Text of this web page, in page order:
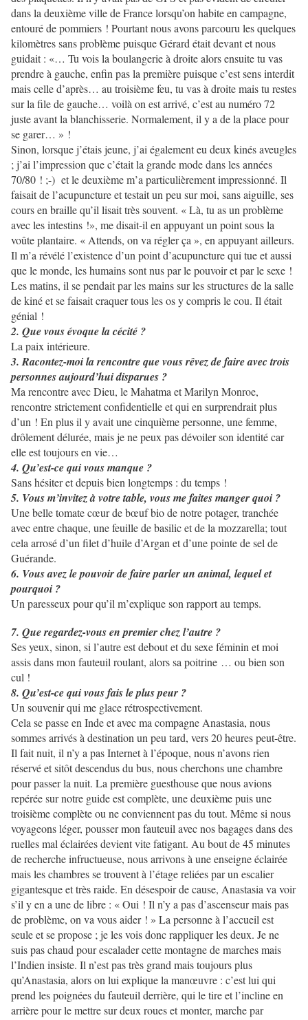
dans la deuxième ville de France lorsqu’on habite en campagne,
entouré de pommiers ! Pourtant nous avons parcouru les quelques
kilomètres sans problème puisque Gérard était devant et nous
guidait : «… Tu vois la boulangerie à droite alors ensuite tu vas
prendre à gauche, enfin pas la première puisque c’est sens interdit
mais celle d’après… au troisième feu, tu vas à droite mais tu restes
sur la file de gauche… voilà on est arrivé, c’est au numéro 72
juste avant la blanchisserie. Normalement, il y a de la place pour
se garer… » !
Sinon, lorsque j’étais jeune, j’ai également eu deux kinés aveugles
; j’ai l’impression que c’était la grande mode dans les années
70/80 ! ;-) et le deuxième m’a particulièrement impressionné. Il
faisait de l’acupuncture et testait un peu sur moi, sans aiguille, ses
cours en braille qu’il lisait très souvent. « Là, tu as un problème
avec les intestins !», me disait-il en appuyant un point sous la
voûte plantaire. « Attends, on va régler ça », en appuyant ailleurs.
Il m’a révélé l’existence d’un point d’acupuncture qui tue et aussi
que le monde, les humains sont nus par le pouvoir et par le sexe !
Les matins, il se pendait par les mains sur les structures de la salle
de kiné et se faisait craquer tous les os y compris le cou. Il était
génial !
2. Que vous évoque la cécité ?
La paix intérieure.
3. Racontez-moi la rencontre que vous rêvez de faire avec trois
personnes aujourd’hui disparues ?
Ma rencontre avec Dieu, le Mahatma et Marilyn Monroe,
rencontre strictement confidentielle et qui en surprendrait plus
d’un ! En plus il y avait une cinquième personne, une femme,
drôlement délurée, mais je ne peux pas dévoiler son identité car
elle est toujours en vie…
4. Qu’est-ce qui vous manque ?
Sans hésiter et depuis bien longtemps : du temps !
5. Vous m’invitez à votre table, vous me faites manger quoi ?
Une belle tomate cœur de bœuf bio de notre potager, tranchée
avec entre chaque, une feuille de basilic et de la mozzarella; tout
cela arrosé d’un filet d’huile d’Argan et d’une pointe de sel de
Guérande.
6. Vous avez le pouvoir de faire parler un animal, lequel et
pourquoi ?
Un paresseux pour qu’il m’explique son rapport au temps.
7. Que regardez-vous en premier chez l’autre ?
Ses yeux, sinon, si l’autre est debout et du sexe féminin et moi
assis dans mon fauteuil roulant, alors sa poitrine … ou bien son
cul !
8. Qu’est-ce qui vous fais le plus peur ?
Un souvenir qui me glace rétrospectivement.
Cela se passe en Inde et avec ma compagne Anastasia, nous
sommes arrivés à destination un peu tard, vers 20 heures peut-être.
Il fait nuit, il n’y a pas Internet à l’époque, nous n’avons rien
réservé et sitôt descendus du bus, nous cherchons une chambre
pour passer la nuit. La première guesthouse que nous avions
repérée sur notre guide est complète, une deuxième puis une
troisième complète ou ne conviennent pas du tout. Même si nous
voyageons léger, pousser mon fauteuil avec nos bagages dans des
ruelles mal éclairées devient vite fatigant. Au bout de 45 minutes
de recherche infructueuse, nous arrivons à une enseigne éclairée
mais les chambres se trouvent à l’étage reliées par un escalier
gigantesque et très raide. En désespoir de cause, Anastasia va voir
s’il y en a une de libre : « Oui ! Il n’y a pas d’ascenseur mais pas
de problème, on va vous aider ! » La personne à l’accueil est
seule et se propose ; je les vois donc rappliquer les deux. Je ne
suis pas chaud pour escalader cette montagne de marches mais
l’Indien insiste. Il n’est pas très grand mais toujours plus
qu’Anastasia, alors on lui explique la manœuvre : c’est lui qui
prend les poignées du fauteuil derrière, qui le tire et l’incline en
arrière pour le mettre sur deux roues et monter, marche par